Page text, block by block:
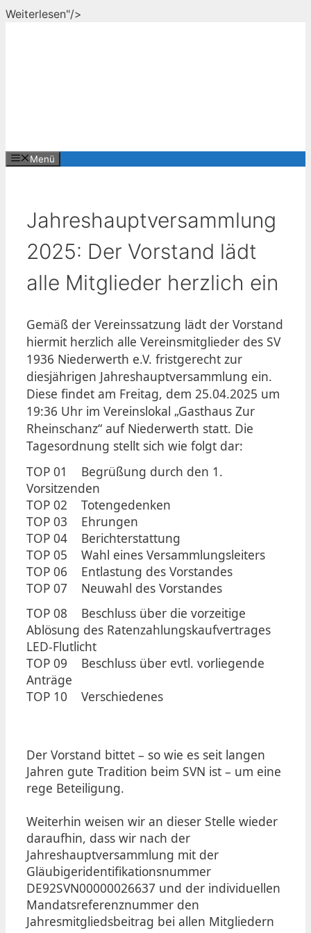
Weiterlesen"/>
Menü
Jahreshauptversammlung
2025: Der Vorstand lädt
alle Mitglieder herzlich ein
Gemäß der Vereinssatzung lädt der Vorstand
hiermit herzlich alle Vereinsmitglieder des SV
1936 Niederwerth e.V. fristgerecht zur
diesjährigen Jahreshauptversammlung ein.
Diese findet am Freitag, dem 25.04.2025 um
19:36 Uhr im Vereinslokal „Gasthaus Zur
Rheinschanz“ auf Niederwerth statt. Die
Tagesordnung stellt sich wie folgt dar:
TOP 01 Begrüßung durch den 1.
Vorsitzenden
TOP 02 Totengedenken
TOP 03 Ehrungen
TOP 04 Berichterstattung
TOP 05 Wahl eines Versammlungsleiters
TOP 06 Entlastung des Vorstandes
TOP 07 Neuwahl des Vorstandes
TOP 08
Beschluss über die vorzeitige
Ablösung des Ratenzahlungskaufvertrages
LED-Flutlicht
TOP 09 Beschluss über evtl. vorliegende
Anträge
TOP 10 Verschiedenes
Der Vorstand bittet – so wie es seit langen
Jahren gute Tradition beim SVN ist – um eine
rege Beteiligung.
Weiterhin weisen wir an dieser Stelle wieder
daraufhin, dass wir nach der
Jahreshauptversammlung mit der
Gläubigeridentifikationsnummer
DE92SVN00000026637 und der individuellen
Mandatsreferenznummer den
Jahresmitgliedsbeitrag bei allen Mitgliedern